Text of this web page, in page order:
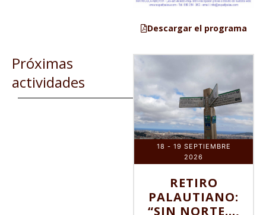
Descargar el programa
Próximas
actividades
18 - 19 SEPTIEMBRE
2026
RETIRO
PALAUTIANO:
“SIN NORTE…,